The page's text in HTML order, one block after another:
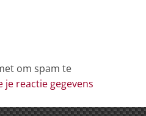
om spam te
je reactie gegevens